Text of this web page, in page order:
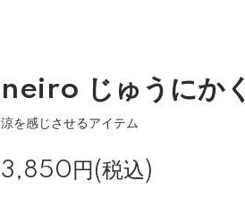
neiro じゅうにかく
涼を感じさせるアイテム
3,850円(税込)